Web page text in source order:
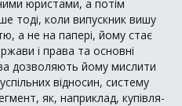
юристами, а потім
тоді, коли випускник вишу
а не на папері, йому стає
і права та основні
дозволяють йому мислити
відносин, систему
як, наприклад, купівля-